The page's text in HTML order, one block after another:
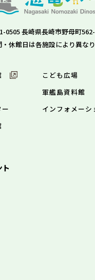
0505 長崎県長崎市野母町
休館日は各施設により異なり
こども広場
軍艦島資料館
インフォメーシ
ト